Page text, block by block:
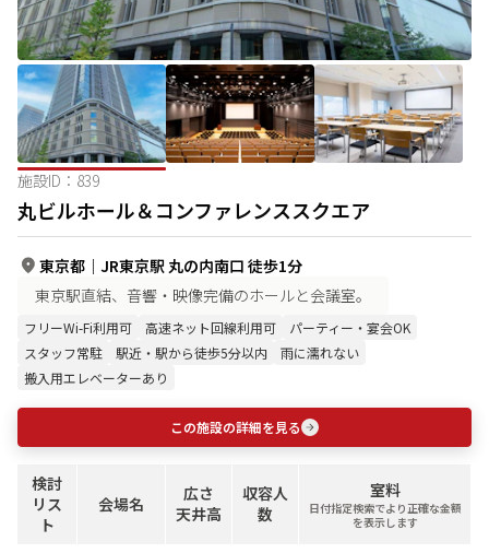
施設ID： 839
丸ビルホール＆コンファレンススクエア
東京都 ｜ JR東京駅 丸の内南口 徒歩1分
東京駅直結、音響・映像完備のホールと会議室。
フリーWi-Fi利用可 高速ネット回線利用可
パーティー・宴会OK
スタッフ常駐
駅近・駅から徒歩5分以内
雨に濡れない
搬入用エレベーターあり
この施設の詳細を見る
検討
リス
ト
会場名
広さ
天井高
収容人
数
室料
日付指定検索でより正確な金額
を表示します